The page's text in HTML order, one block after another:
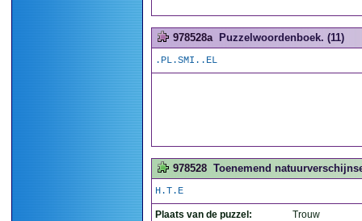
978528a Puzzelwoordenboek. (11)
.PL.SMI..EL
978528 Toenemend
H.T.E
Plaats van de puzzel:
Trouw